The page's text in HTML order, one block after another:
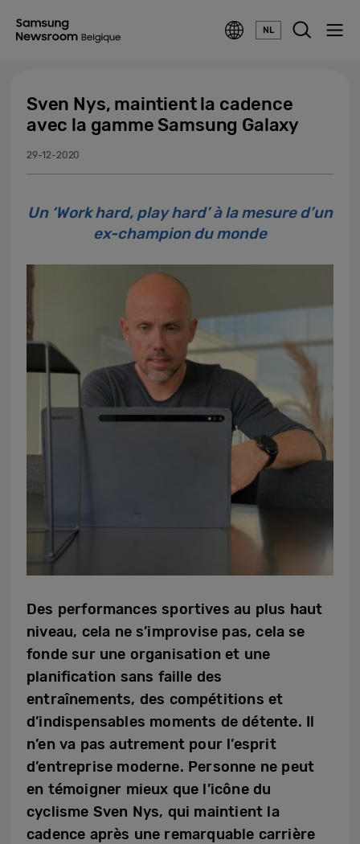
NL
Sven Nys, maintient la cadence
avec la gamme Samsung Galaxy
29-12-2020
Un ‘Work hard, play hard’ à la mesure d’un
ex-champion du monde
Des performances sportives au plus haut
niveau, cela ne s’improvise pas, cela se
fonde sur une organisation et une
planification sans faille des
entraînements, des compétitions et
d’indispensables moments de détente. Il
n’en va pas autrement pour l’esprit
d’entreprise moderne. Personne ne peut
en témoigner mieux que l’icône du
cyclisme Sven Nys, qui maintient la
cadence après une remarquable carrière